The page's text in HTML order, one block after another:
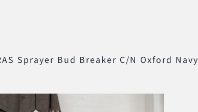
Sprayer Bud Breaker C/N Oxford Navy